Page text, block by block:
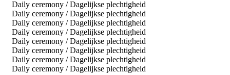
Daily ceremony / Dagelijkse plechtigheid
Daily ceremony / Dagelijkse plechtigheid
Daily ceremony / Dagelijkse plechtigheid
Daily ceremony / Dagelijkse plechtigheid
Daily ceremony / Dagelijkse plechtigheid
Daily ceremony / Dagelijkse plechtigheid
Daily ceremony / Dagelijkse plechtigheid
Daily ceremony / Dagelijkse plechtigheid